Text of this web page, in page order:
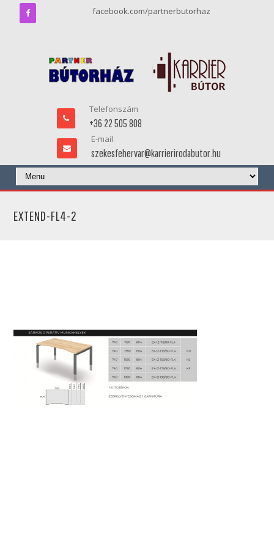
facebook.com/partnerbutorhaz
Telefonszám
+36 22 505 808
E-mail
szekesfehervar@karrierirodabutor.hu
EXTEND-FL4-2